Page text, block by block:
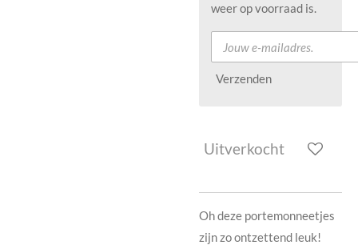
weer op voorraad is.
Verzenden
Uitverkocht
Oh deze portemonneetjes
zijn zo ontzettend leuk!